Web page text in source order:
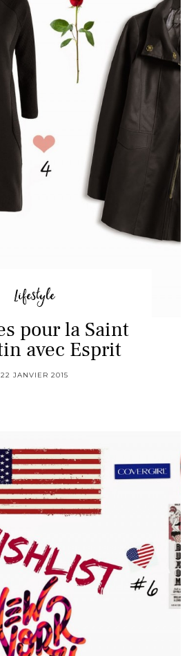
Lifestyle
pour la Saint
avec Esprit
22 JANVIER 2015